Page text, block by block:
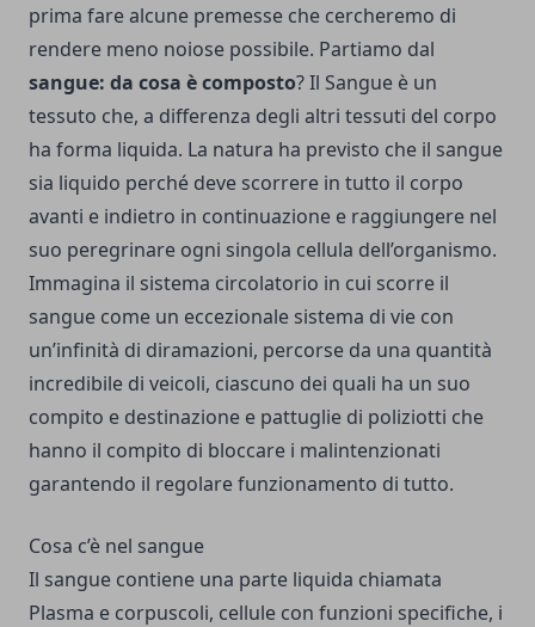
prima fare alcune premesse che cercheremo di
rendere meno noiose possibile. Partiamo dal
sangue: da cosa è composto? Il Sangue è un
tessuto che, a differenza degli altri tessuti del corpo
ha forma liquida. La natura ha previsto che il sangue
sia liquido perché deve scorrere in tutto il corpo
avanti e indietro in continuazione e raggiungere nel
suo peregrinare ogni singola cellula dell’organismo.
Immagina il sistema circolatorio in cui scorre il
sangue come un eccezionale sistema di vie con
un’infinità di diramazioni, percorse da una quantità
incredibile di veicoli, ciascuno dei quali ha un suo
compito e destinazione e pattuglie di poliziotti che
hanno il compito di bloccare i malintenzionati
garantendo il regolare funzionamento di tutto.
Cosa c’è nel sangue
Il sangue contiene una parte liquida chiamata
Plasma e corpuscoli, cellule con funzioni specifiche, i